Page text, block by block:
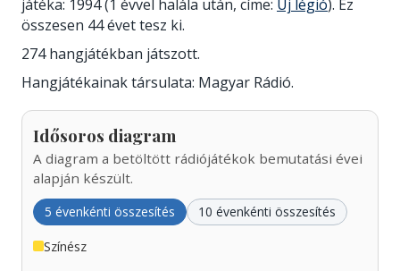
játéka: 1994 (1 évvel halála után, címe: Új légió). Ez
összesen 44 évet tesz ki.
274 hangjátékban játszott.
Hangjátékainak társulata: Magyar Rádió.
Idősoros diagram
A diagram a betöltött rádiójátékok bemutatási évei
alapján készült.
5 évenkénti összesítés 10 évenkénti összesítés
Színész